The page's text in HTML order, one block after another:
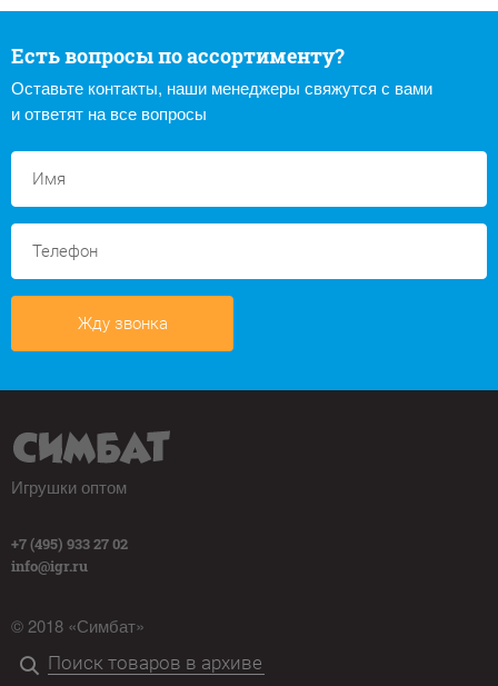
Есть вопросы по ассортименту?
Оставьте контакты, наши менеджеры свяжутся с вами
и ответят на все вопросы
Жду звонка
Игрушки оптом
+7 (495) 933 27 02
info@igr.ru
© 2018 «Симбат»